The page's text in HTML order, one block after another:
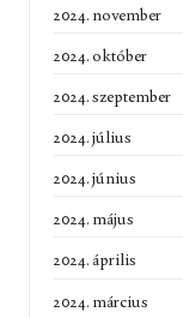
2024. november
2024. október
2024. szeptember
2024. július
2024. június
2024. május
2024. április
2024. március